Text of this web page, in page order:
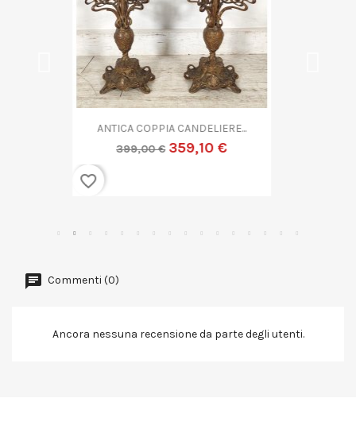
ANTICA COPPA VETRO...
799,00 € 719,10 €
Commenti (0)
Ancora nessuna recensione da parte degli utenti.